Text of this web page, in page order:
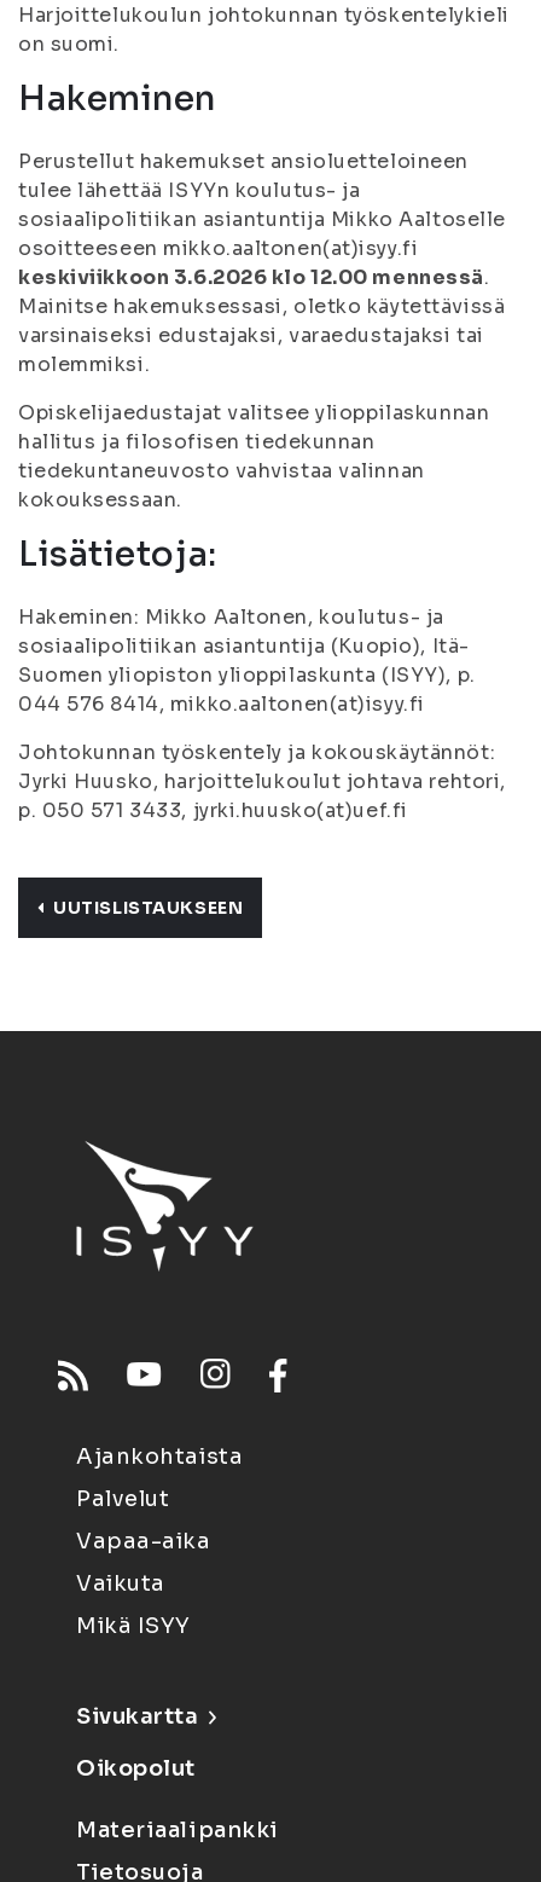
Harjoittelukoulun johtokunnan työskentelykieli
on suomi.
Hakeminen
Perustellut hakemukset ansioluetteloineen
tulee lähettää ISYYn koulutus- ja
sosiaalipolitiikan asiantuntija Mikko Aaltoselle
osoitteeseen mikko.aaltonen(at)isyy.fi
keskiviikkoon 3.6.2026 klo 12.00 mennessä.
Mainitse hakemuksessasi, oletko käytettävissä
varsinaiseksi edustajaksi, varaedustajaksi tai
molemmiksi.
Opiskelijaedustajat valitsee ylioppilaskunnan
hallitus ja filosofisen tiedekunnan
tiedekuntaneuvosto vahvistaa valinnan
kokouksessaan.
Lisätietoja:
Hakeminen: Mikko Aaltonen, koulutus- ja
sosiaalipolitiikan asiantuntija (Kuopio), Itä-
Suomen yliopiston ylioppilaskunta (ISYY), p.
044 576 8414, mikko.aaltonen(at)isyy.fi
Johtokunnan työskentely ja kokouskäytännöt:
Jyrki Huusko, harjoittelukoulut johtava rehtori,
p. 050 571 3433, jyrki.huusko(at)uef.fi
UUTISLISTAUKSEEN
Ajankohtaista
Palvelut
Vapaa-aika
Vaikuta
Mikä ISYY
Sivukartta
Oikopolut
Materiaalipankki
Tietosuoja